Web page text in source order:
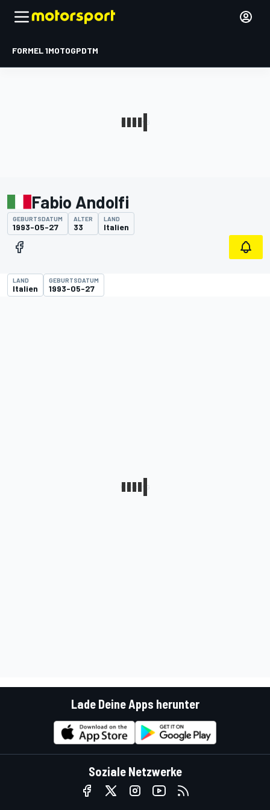
FORMEL 1MOTOGPDTM
Fabio Andolfi
GEBURTSDATUM
1993-05-27
ALTER
33
LAND
Italien
LAND
Italien
GEBURTSDATUM
1993-05-27
Lade Deine Apps herunter
Soziale Netzwerke